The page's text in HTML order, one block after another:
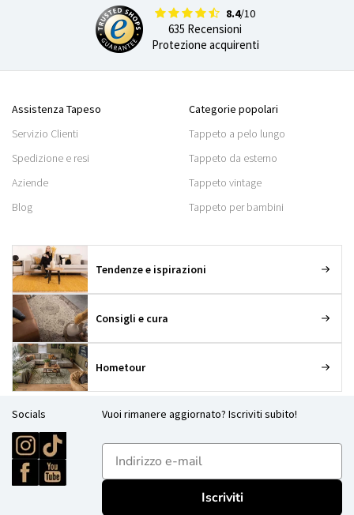
8.4/10
635 Recensioni
Protezione acquirenti
Assistenza Tapeso
Servizio Clienti
Spedizione e resi
Aziende
Blog
Categorie popolari
Tappeto a pelo lungo
Tappeto da esterno
Tappeto vintage
Tappeto per bambini
Tendenze e ispirazioni
Consigli e cura
Hometour
Socials Vuoi rimanere aggiornato? Iscriviti subito!
E-mailadres
Iscriviti